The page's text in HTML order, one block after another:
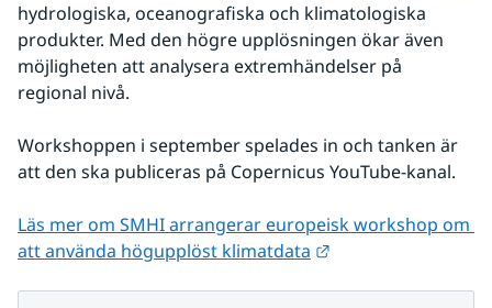
hydrologiska, oceanografiska och klimatologiska
produkter. Med den högre upplösningen ökar även
möjligheten att analysera extremhändelser på
regional nivå.
Workshoppen i september spelades in och tanken är
att den ska publiceras på Copernicus YouTube-kanal.
Läs mer om SMHI arrangerar europeisk workshop om
att använda högupplöst klimatdata